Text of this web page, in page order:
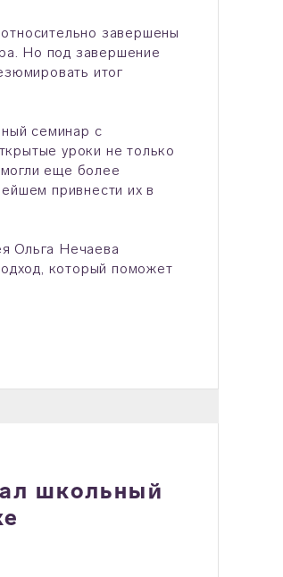
завершены
Но под завершение
итог
семинар с
уроки не только
еще более
привнести их в
Ольга Нечаева
который поможет
школьный